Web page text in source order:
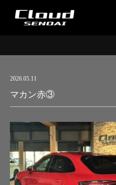
2026.05.11
マカン赤③